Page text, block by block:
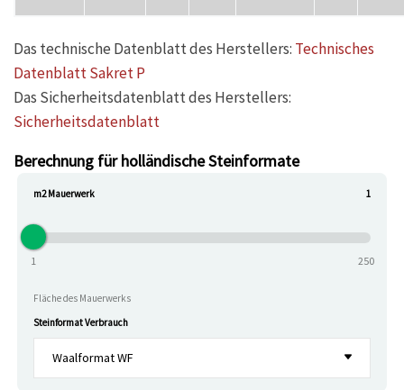
Das technische Datenblatt des Herstellers: Technisches
Datenblatt Sakret P
Das Sicherheitsdatenblatt des Herstellers:
Sicherheitsdatenblatt
Berechnung für holländische Steinformate
m2 Mauerwerk 1
1 250
Fläche des Mauerwerks
Steinformat Verbrauch
Waalformat WF